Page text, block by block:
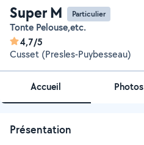
Super M Particulier
Tonte Pelouse,etc.
4,7/5
Cusset (Presles-Puybesseau)
Accueil Photos
Présentation